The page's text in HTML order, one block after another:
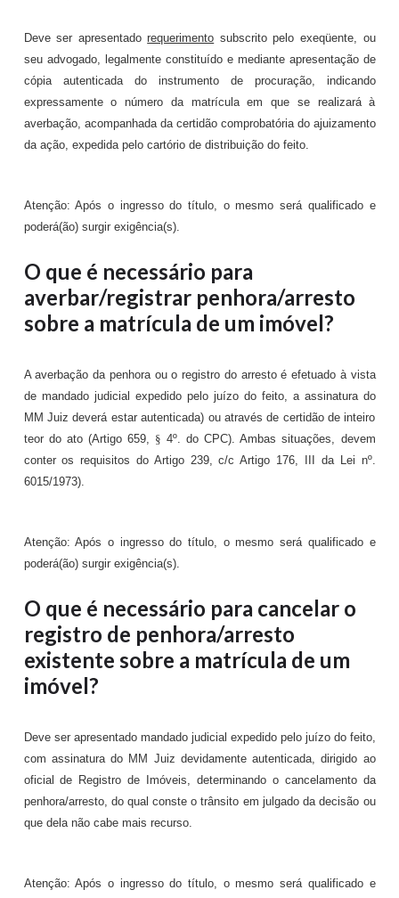
Deve ser apresentadorequerimento subscrito pelo exeqüente, ou
seu advogado, legalmente constituído e mediante apresentação de
cópia autenticada do instrumento de procuração, indicando
expressamente o número da matrícula em que se realizará à
averbação, acompanhada da certidão comprobatória do ajuizamento
da ação, expedida pelo cartório de distribuição do feito.
Atenção: Após o ingresso do título, o mesmo será qualificado e
poderá(ão) surgir exigência(s).
O que é necessário para
averbar/registrar penhora/arresto
sobre a matrícula de um imóvel?
A averbação da penhora ou o registro do arresto é efetuado à vista
de mandado judicial expedido pelo juízo do feito, a assinatura do
MM Juiz deverá estar autenticada) ou através de certidão de inteiro
teor do ato (Artigo 659, § 4º. do CPC). Ambas situações, devem
conter os requisitos do Artigo 239, c/c Artigo 176, III da Lei nº.
6015/1973).
Atenção: Após o ingresso do título, o mesmo será qualificado e
poderá(ão) surgir exigência(s).
O que é necessário para cancelar o
registro de penhora/arresto
existente sobre a matrícula de um
imóvel?
Deve ser apresentado mandado judicial expedido pelo juízo do feito,
com assinatura do MM Juiz devidamente autenticada, dirigido ao
oficial de Registro de Imóveis, determinando o cancelamento da
penhora/arresto, do qual conste o trânsito em julgado da decisão ou
que dela não cabe mais recurso.
Atenção: Após o ingresso do título, o mesmo será qualificado e